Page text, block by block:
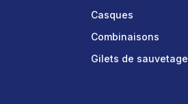
Casques
Combinaisons
Gilets de sauvetage